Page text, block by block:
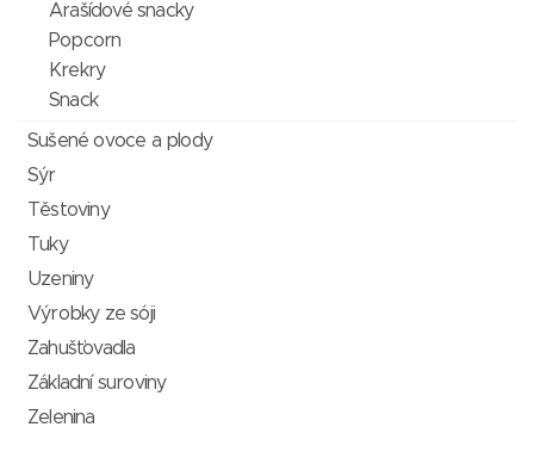
Arašídové snacky
Popcorn
Krekry
Snack
Sušené ovoce a plody
Sýr
Těstoviny
Tuky
Uzeniny
Výrobky ze sóji
Zahušťovadla
Základní suroviny
Zelenina